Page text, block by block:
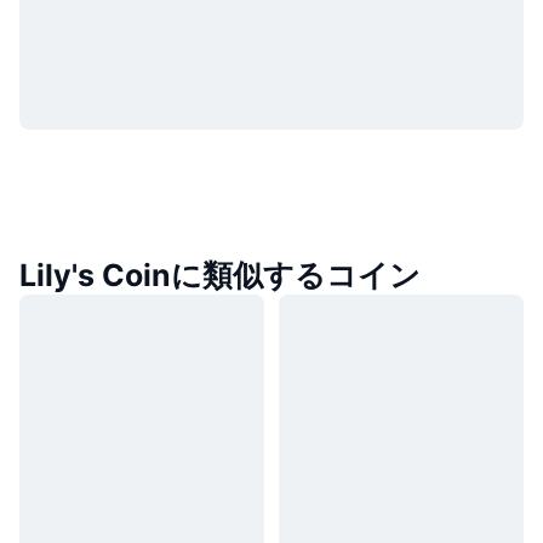
Lily's Coinに類似するコイン